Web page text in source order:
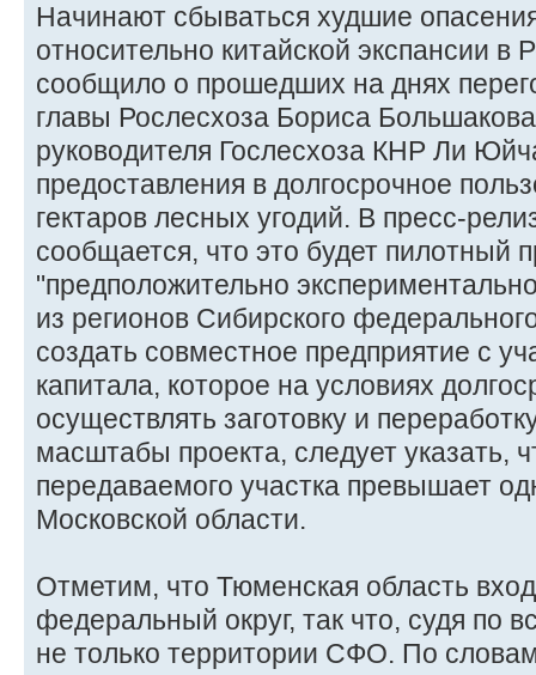
Начинают сбываться худшие
относительно китайской экспансии
сообщило о прошедших на днях
главы Рослесхоза Бориса
руководителя Гослесхоза КНР Ли
предоставления в долгосрочное
гектаров лесных угодий. В пресс-
сообщается, что это будет пилотный
"предположительно
из регионов Сибирского
создать совместное предприятие с
капитала, которое на условиях
осуществлять заготовку и
масштабы проекта, следует указать,
передаваемого участка превышает
Московской области.
Отметим, что Тюменская область
федеральный округ, так что, судя по
не только территории СФО. По